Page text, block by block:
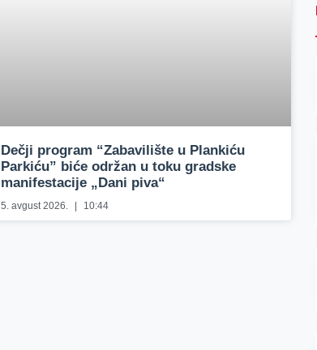
Dečji program “Zabavilište u Plankiću
Parkiću” biće održan u toku gradske
manifestacije „Dani piva“
5. avgust 2026. 10:44